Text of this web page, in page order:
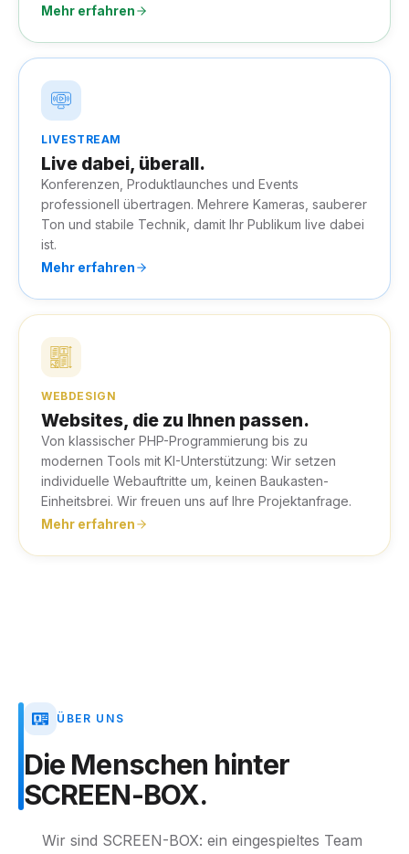
Mehr erfahren
LIVESTREAM
Live dabei, überall.
Konferenzen, Produktlaunches und Events
professionell übertragen. Mehrere Kameras, sauberer
Ton und stabile Technik, damit Ihr Publikum live dabei
ist.
Mehr erfahren
WEBDESIGN
Websites, die zu Ihnen passen.
Von klassischer PHP-Programmierung bis zu
modernen Tools mit KI-Unterstützung: Wir setzen
individuelle Webauftritte um, keinen Baukasten-
Einheitsbrei. Wir freuen uns auf Ihre Projektanfrage.
Mehr erfahren
ÜBER UNS
Die Menschen hinter
SCREEN-BOX.
Wir sind SCREEN-BOX: ein eingespieltes Team